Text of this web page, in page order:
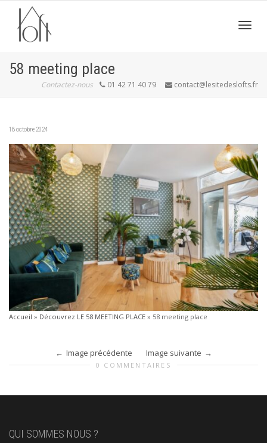
58 meeting place
Contactez-nous 01 42 71 40 79 contact@lesitedeslofts.fr
18 octobre 2024
Accueil » Découvrez LE 58 MEETING PLACE » 58 meeting place
Image précédente Image suivante
0 COMMENTAIRES
QUI SOMMES NOUS ?